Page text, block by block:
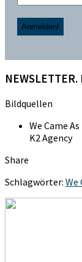
NEWSLETTER.
Bildquellen
We Came
K2 Agency
Share
Schlagwörter: We